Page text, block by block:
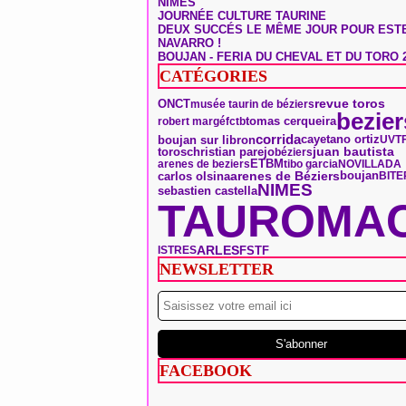
JOURNÉE CULTURE TAURINE
DEUX SUCCÉS LE MÊME JOUR POUR
NAVARRO !
BOUJAN - FERIA DU CHEVAL ET DU TORO
CATÉGORIES
ONCTmusée taurin de béziersrevue toros
robert margéfctbtomas cerqueira
boujan sur libroncorridacayetano ortiz
toroschristian parejobéziersjuan bautista
arenes de beziers ETBMtibo garciaNOVILLADA
carlos olsinaarenes de Béziersboujan
sebastien castellaNIMES
ISTRESARLESFSTF
NEWSLETTER
FACEBOOK